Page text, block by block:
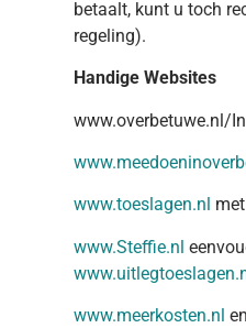
betaalt, kunt u toch
regeling).
Handige Websites
www.overbetuwe.nl/
www.toeslagen.nl
www.Steffie.nl
www.meerkosten.nl en